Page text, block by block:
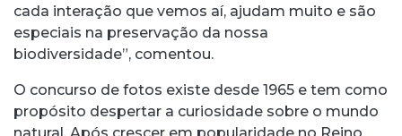
cada interação que vemos aí, ajudam muito e são
especiais na preservação da nossa
biodiversidade”, comentou.
O concurso de fotos existe desde 1965 e tem como
propósito despertar a curiosidade sobre o mundo